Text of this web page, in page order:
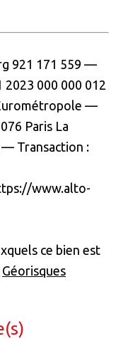
921 171 559 —
2023 000 000 012
—
Paris La
— Transaction :
www.alto-
ce bien est
Géorisques